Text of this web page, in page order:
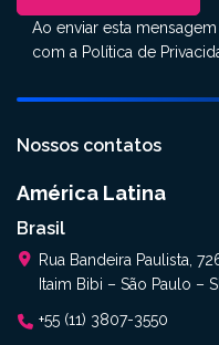
Ao enviar esta
com a Política de
Nossos contatos
América Latina
Brasil
Rua Bandeira Paulista,
Itaim Bibi – São Paulo –
+55 (11) 3807-3550